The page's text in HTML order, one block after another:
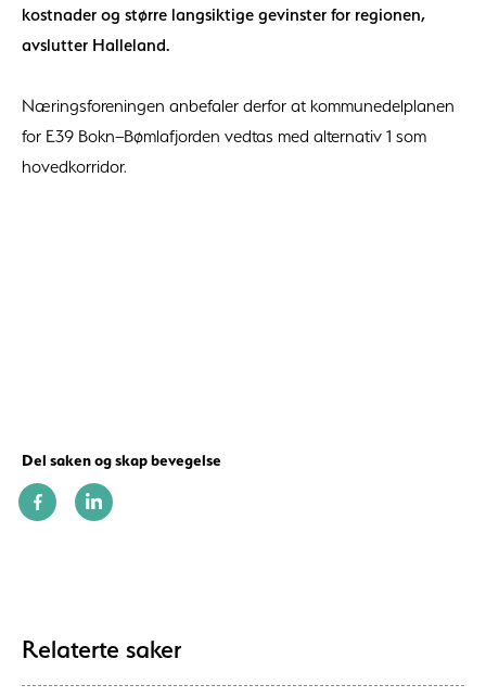
kostnader og større langsiktige gevinster for regionen,
avslutter Halleland.
Næringsforeningen anbefaler derfor at kommunedelplanen
for E39 Bokn–Bømlafjorden vedtas med alternativ 1 som
hovedkorridor.
Del saken og skap bevegelse
Relaterte saker